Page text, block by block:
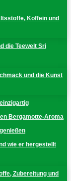
Koffein und
die Teewelt Sri
und die Kunst
Bergamotte-Aroma
wie er hergestellt
Zubereitung und